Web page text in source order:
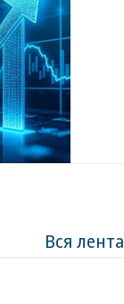
Вся лента